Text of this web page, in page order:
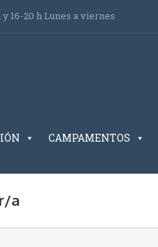
y 16-20 h Lunes a viernes
CAMPAMENTOS
a